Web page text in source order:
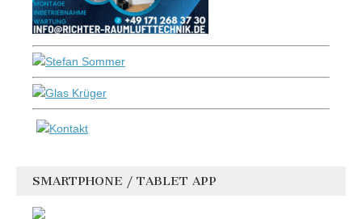
SMARTPHONE / TABLET APP